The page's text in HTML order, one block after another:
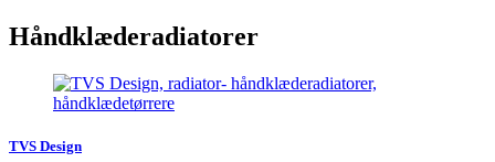
Håndklæderadiatorer
TVS Design